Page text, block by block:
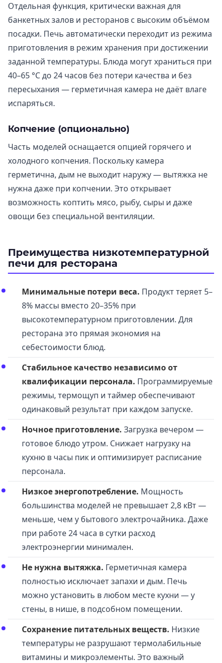
Отдельная функция, критически важная для
банкетных залов и ресторанов с высоким объёмом
посадки. Печь автоматически переходит из режима
приготовления в режим хранения при достижении
заданной температуры. Блюда могут храниться при
40–65 °C до 24 часов без потери качества и без
пересыхания — герметичная камера не даёт влаге
испаряться.
Копчение (опционально)
Часть моделей оснащается опцией горячего и
холодного копчения. Поскольку камера
герметична, дым не выходит наружу — вытяжка не
нужна даже при копчении. Это открывает
возможность коптить мясо, рыбу, сыры и даже
овощи без специальной вентиляции.
Преимущества низкотемпературной
печи для ресторана
Минимальные потери веса. Продукт теряет 5–
8% массы вместо 20–35% при
высокотемпературном приготовлении. Для
ресторана это прямая экономия на
себестоимости блюд.
Стабильное качество независимо от
квалификации персонала. Программируемые
режимы, термощуп и таймер обеспечивают
одинаковый результат при каждом запуске.
Ночное приготовление. Загрузка вечером —
готовое блюдо утром. Снижает нагрузку на
кухню в часы пик и оптимизирует расписание
персонала.
Низкое энергопотребление. Мощность
большинства моделей не превышает 2,8 кВт —
меньше, чем у бытового электрочайника. Даже
при работе 24 часа в сутки расход
электроэнергии минимален.
Не нужна вытяжка. Герметичная камера
полностью исключает запахи и дым. Печь
можно установить в любом месте кухни — у
стены, в нише, в подсобном помещении.
Сохранение питательных веществ. Низкие
температуры не разрушают термолабильные
витамины и микроэлементы. Это важный